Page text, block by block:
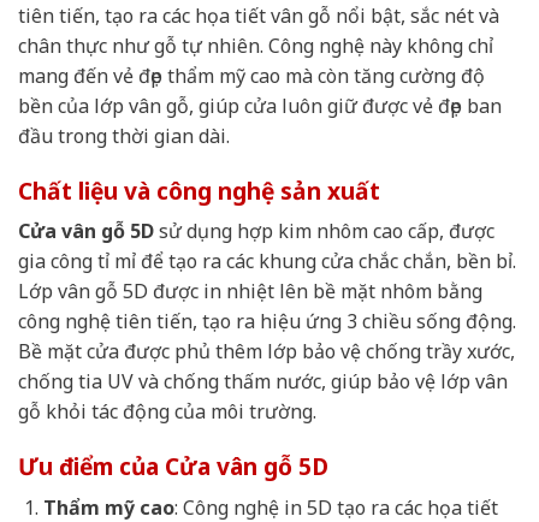
tiên tiến, tạo ra các họa tiết vân gỗ nổi bật, sắc nét và
chân thực như gỗ tự nhiên. Công nghệ này không chỉ
mang đến vẻ đẹp thẩm mỹ cao mà còn tăng cường độ
bền của lớp vân gỗ, giúp cửa luôn giữ được vẻ đẹp ban
đầu trong thời gian dài.
Chất liệu và công nghệ sản xuất
Cửa vân gỗ 5Dsử dụng hợp kim nhôm cao cấp, được
gia công tỉ mỉ để tạo ra các khung cửa chắc chắn, bền bỉ.
Lớp vân gỗ 5D được in nhiệt lên bề mặt nhôm bằng
công nghệ tiên tiến, tạo ra hiệu ứng 3 chiều sống động.
Bề mặt cửa được phủ thêm lớp bảo vệ chống trầy xước,
chống tia UV và chống thấm nước, giúp bảo vệ lớp vân
gỗ khỏi tác động của môi trường.
Ưu điểm của Cửa vân gỗ 5D
Thẩm mỹ cao: Công nghệ in 5D tạo ra các họa tiết